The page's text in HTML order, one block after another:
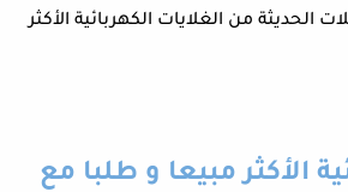
من الغلايات الكهربائية الأكثر
الأكثر مبيعا و طلبا مع